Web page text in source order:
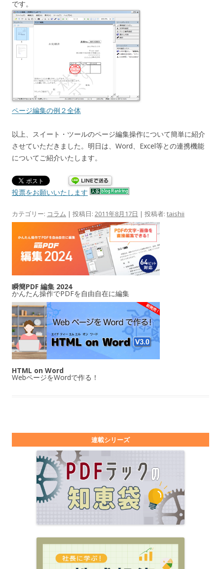
です。
ページ編集の例２全体
以上、スイート・ツールのページ編集操作について簡単に紹介
させていただきました。明日は、Word、Excel等との連携機能
についてご紹介いたします。
投票をお願いいたします
カテゴリー: コラム | 投稿日: 2011年8月17日 | 投稿者: taishii
瞬簡PDF 編集 2024
かんたん操作でPDFを自由自在に編集
HTML on Word
WebページをWordで作る！
連載シリーズ